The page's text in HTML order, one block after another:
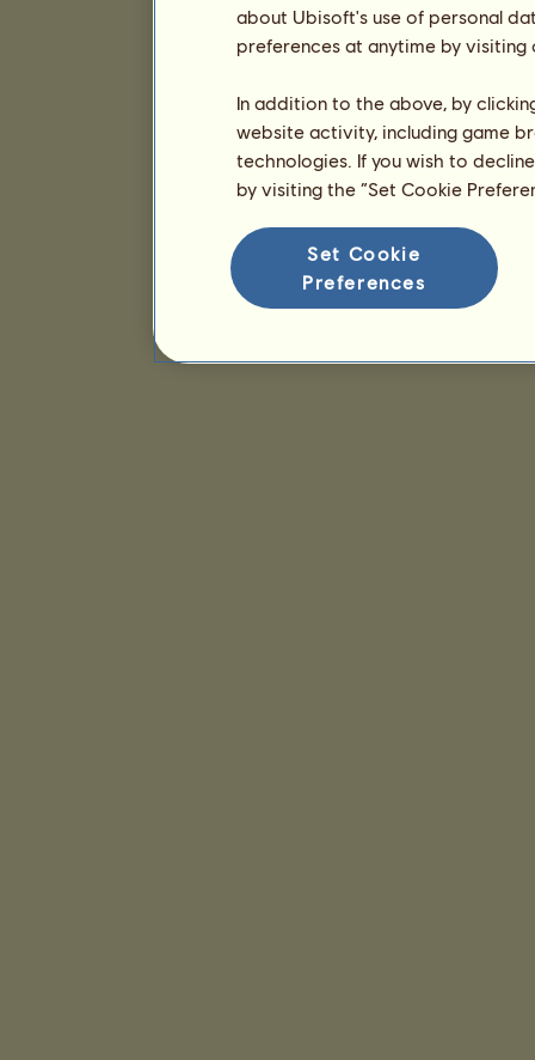
about Ubisoft's use of personal
preferences at anytime by
In addition to the above, by
website activity, including game
technologies. If you wish to
by visiting the “Set Cookie
Set Cookie
Preferences